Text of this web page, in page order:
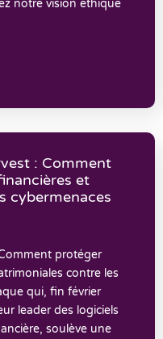
notre vision éthique
: Comment
et
cybermenaces
protéger
contre les
qui, fin février
leader des logiciels
soulève une